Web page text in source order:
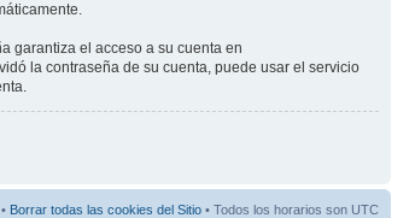
garantiza el acceso a su cuenta en
la contraseña de su cuenta, puede usar el servicio
• Borrar todas las cookies del Sitio • Todos los horarios son UTC